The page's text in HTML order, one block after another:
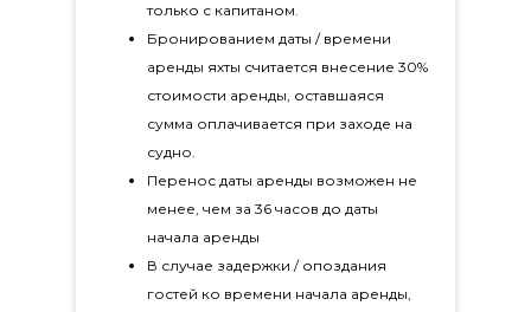
только с капитаном.
Бронированием даты / времени
аренды яхты считается внесение 30%
стоимости аренды, оставшаяся
сумма оплачивается при заходе на
судно.
Перенос даты аренды возможен не
менее, чем за 36 часов до даты
начала аренды
В случае задержки / опоздания
гостей ко времени начала аренды,